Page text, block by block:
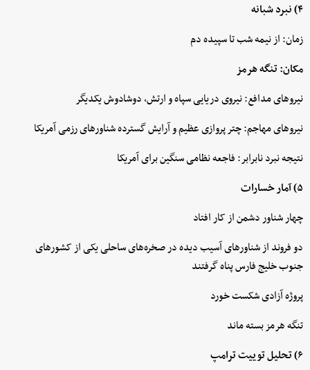
۴) نبرد شبانه
زمان: از نیمه شب تا سپیده دم
مکان: تنگه هرمز
نیروهای مدافع: نیروی دریایی سپاه و ارتش، دوشادوش یکدیگر
نیروهای مهاجم: چتر پروازی عظیم و آرایش گسترده شناورهای رزمی آمریکا
نتیجه نبرد نابرابر: فاجعه نظامی سنگین برای آمریکا
۵) آمار خسارات
چهار شناور دشمن از کار افتاد
دو فروند از شناورهای آسیب دیده در صخره‌های ساحلی یکی از کشورهای
جنوب خلیج فارس پناه گرفتند
پروژه آزادی شکست خورد
تنگه هرمز بسته ماند
۶) تحلیل توییت ترامپ